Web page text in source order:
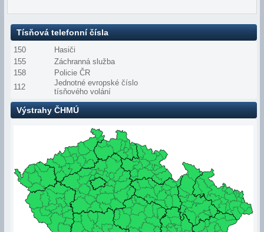
Tísňová telefonní čísla
150
Hasiči
155
Záchranná služba
158
Policie ČR
112
Jednotné evropské číslo
tísňového volání
Výstrahy ČHMÚ